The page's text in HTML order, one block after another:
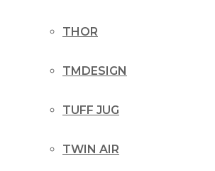
THOR
TMDESIGN
TUFF JUG
TWIN AIR